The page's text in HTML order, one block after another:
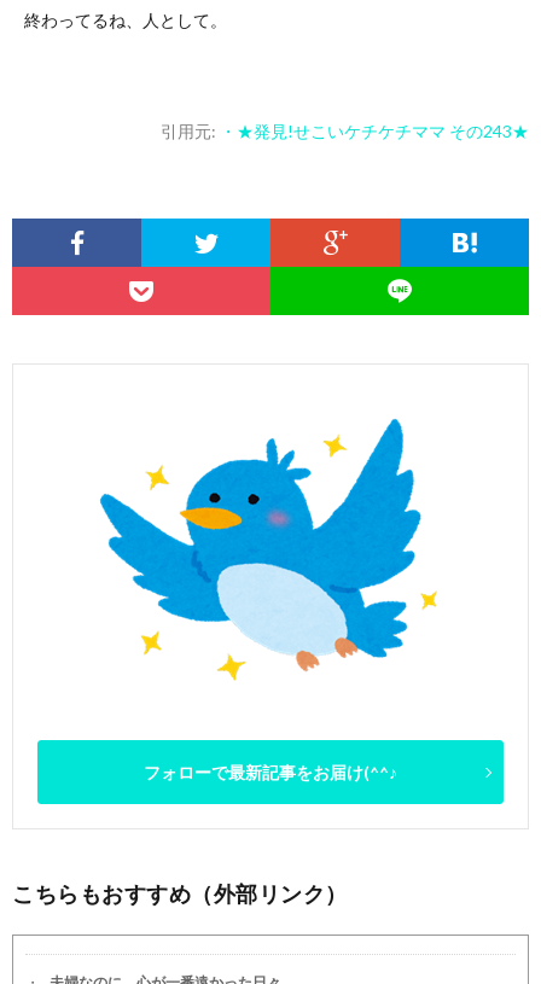
終わってるね、人として。
引用元: ・★発見!せこいケチケチママ その243★
フォローで最新記事をお届け(^^♪
こちらもおすすめ（外部リンク）